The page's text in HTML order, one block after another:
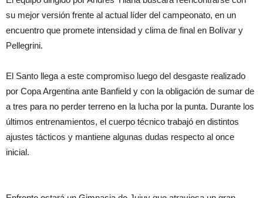
su mejor versión frente al actual líder del campeonato, en un
encuentro que promete intensidad y clima de final en Bolívar y
Pellegrini.
El Santo llega a este compromiso luego del desgaste realizado
por Copa Argentina ante Banfield y con la obligación de sumar de
a tres para no perder terreno en la lucha por la punta. Durante los
últimos entrenamientos, el cuerpo técnico trabajó en distintos
ajustes tácticos y mantiene algunas dudas respecto al once
inicial.